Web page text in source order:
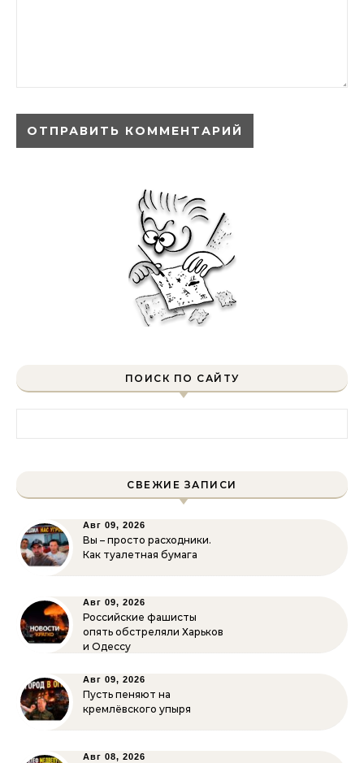
ПОИСК ПО САЙТУ
СВЕЖИЕ ЗАПИСИ
Авг 09, 2026
Вы – просто расходники.
Как туалетная бумага
Авг 09, 2026
Российские фашисты
опять обстреляли Харьков
и Одессу
Авг 09, 2026
Пусть пеняют на
кремлёвского упыря
Авг 08, 2026